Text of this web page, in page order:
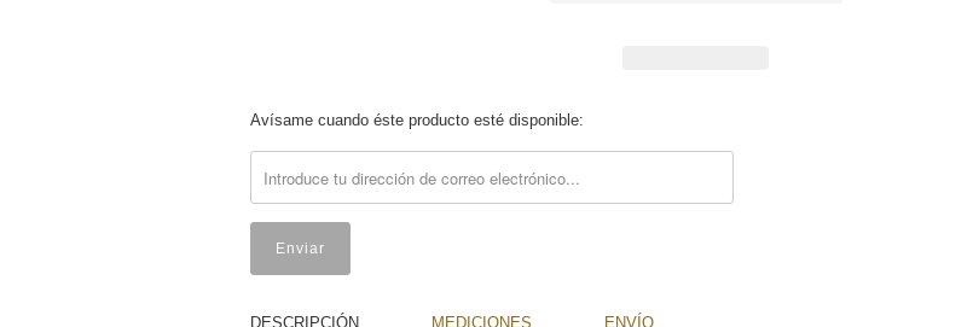
Translation
Avísame cuando éste producto esté disponible:
DESCRIPCIÓN MEDICIONES ENVÍO